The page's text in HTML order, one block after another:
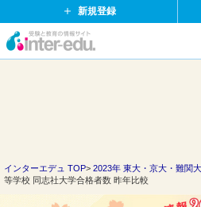
新規登録
イ
ド
ッ
ト
インターエデュ TOP 2023年 東大・京大・難関
等学校 同志社大学合格者数 昨年比較